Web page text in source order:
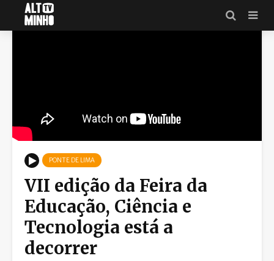
PONTE DE LIMA
VII edição da Feira da
Educação, Ciência e
Tecnologia está a
decorrer